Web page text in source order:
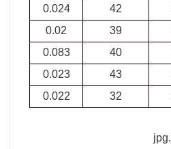
42
0.024
39
0.02
40
0.083
43
0.023
32
0.022